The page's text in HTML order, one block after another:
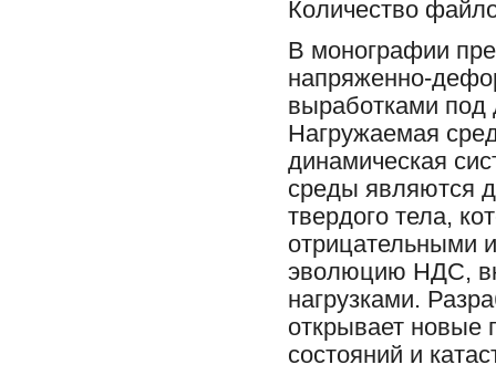
Количество
В монографии
напряженно-
выработками под
Нагружаемая
динамическая
среды являются
твердого тела,
отрицательными
эволюцию НДС,
нагрузками.
открывает новые
состояний и